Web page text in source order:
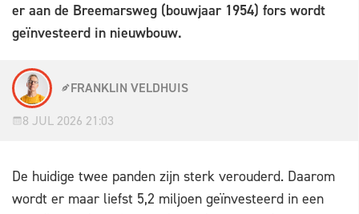
er aan de Breemarsweg (bouwjaar 1954) fors wordt
geïnvesteerd in nieuwbouw.
FRANKLIN VELDHUIS
8 JUL 2026 21:03
De huidige twee panden zijn sterk verouderd. Daarom
wordt er maar liefst 5,2 miljoen geïnvesteerd in een